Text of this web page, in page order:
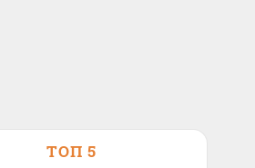
ТОП 5